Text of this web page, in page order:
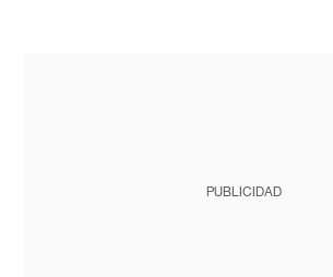
PUBLICIDAD